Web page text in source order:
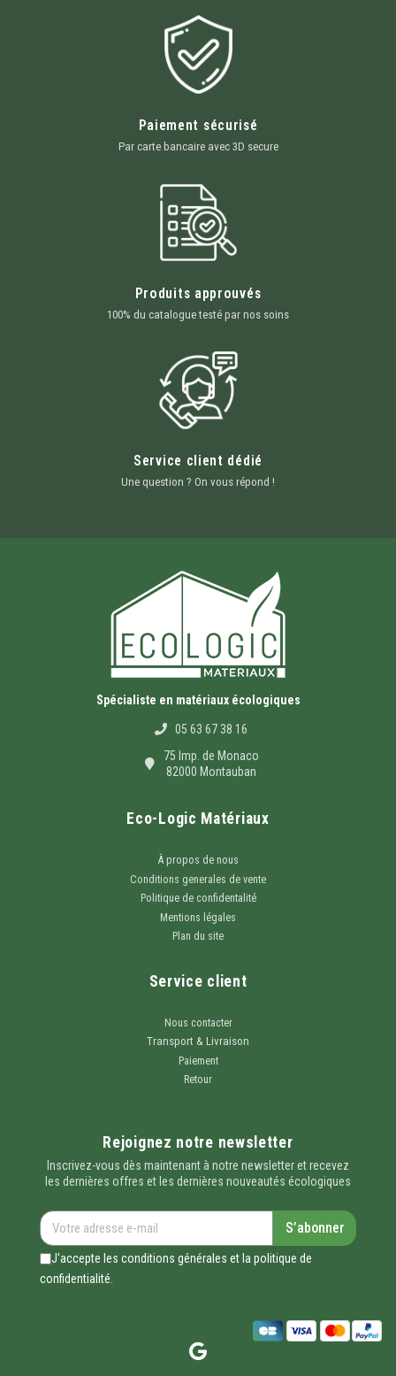
Paiement sécurisé
Par carte bancaire avec 3D secure
Produits approuvés
100% du catalogue testé par nos soins
Service client dédié
Une question ? On vous répond !
Spécialiste en matériaux écologiques
05 63 67 38 16
75 Imp. de Monaco
82000 Montauban
Eco-Logic Matériaux
À propos de nous
Conditions generales de vente
Politique de confidentalité
Mentions légales
Plan du site
Service client
Nous contacter
Transport & Livraison
Paiement
Retour
Rejoignez notre newsletter
Inscrivez-vous dès maintenant à notre newsletter et recevez
les dernières offres et les dernières nouveautés écologiques
S’abonner
J'accepte les conditions générales et la politique de
confidentialité.